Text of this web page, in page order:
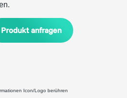
Produkt anfragen
Icon/Logo berühren